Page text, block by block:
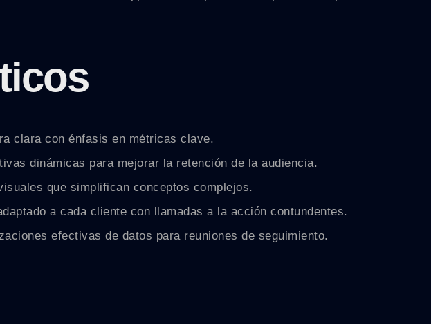
clara con énfasis en métricas clave.
dinámicas para mejorar la retención de la audiencia.
que simplifican conceptos complejos.
a cada cliente con llamadas a la acción contundentes.
efectivas de datos para reuniones de seguimiento.